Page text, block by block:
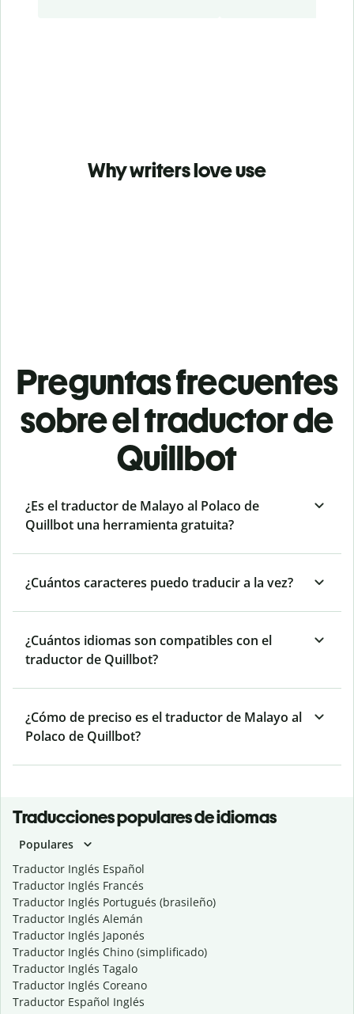
Why writers love use
Preguntas frecuentes
sobre el traductor de
Quillbot
¿Es el traductor de Malayo al Polaco de
Quillbot una herramienta gratuita?
¿Cuántos caracteres puedo traducir a la vez?
¿Cuántos idiomas son compatibles con el
traductor de Quillbot?
¿Cómo de preciso es el traductor de Malayo al
Polaco de Quillbot?
Traducciones populares de idiomas
Populares
Traductor Inglés Español
Traductor Inglés Francés
Traductor Inglés Portugués (brasileño)
Traductor Inglés Alemán
Traductor Inglés Japonés
Traductor Inglés Chino (simplificado)
Traductor Inglés Tagalo
Traductor Inglés Coreano
Traductor Español Inglés